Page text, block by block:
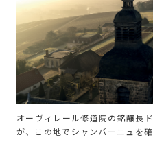
オーヴィレール修道院の銘醸長
が、この地でシャンパーニュを確